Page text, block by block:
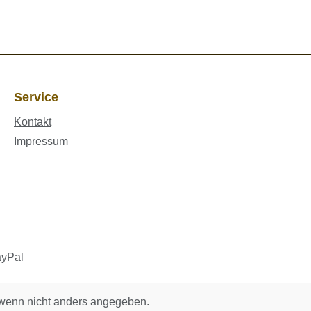
Service
Kontakt
Impressum
nicht anders angegeben.